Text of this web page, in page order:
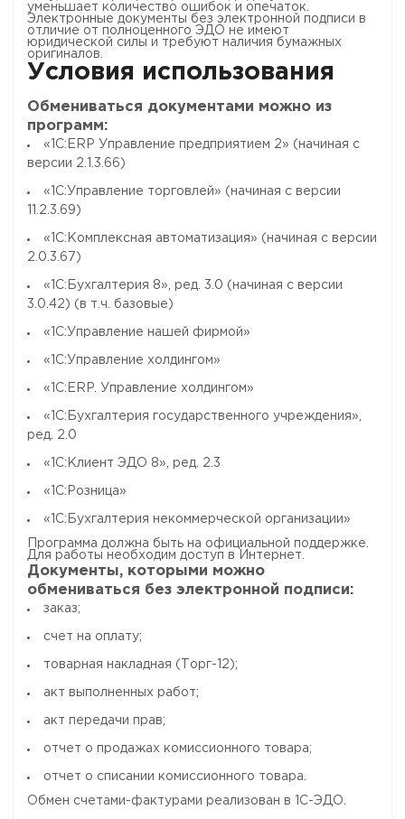
уменьшает количество ошибок и опечаток.
Электронные документы без электронной подписи в
отличие от полноценного ЭДО не имеют
юридической силы и требуют наличия бумажных
оригиналов.
Условия использования
Обмениваться документами можно из
программ:
«1С:ERP Управление предприятием 2» (начиная с
версии 2.1.3.66)
«1С:Управление торговлей» (начиная с версии
11.2.3.69)
«1С:Комплексная автоматизация» (начиная с версии
2.0.3.67)
«1С:Бухгалтерия 8», ред. 3.0 (начиная с версии
3.0.42) (в т.ч. базовые)
«1C:Управление нашей фирмой»
«1C:Управление холдингом»
«1С:ERP. Управление холдингом»
«1С:Бухгалтерия государственного учреждения»,
ред. 2.0
«1С:Клиент ЭДО 8», ред. 2.3
«1С:Розница»
«1С:Бухгалтерия некоммерческой организации»
Программа должна быть на официальной поддержке.
Для работы необходим доступ в Интернет.
Документы, которыми можно
обмениваться без электронной подписи:
заказ;
счет на оплату;
товарная накладная (Торг-12);
акт выполненных работ;
акт передачи прав;
отчет о продажах комиссионного товара;
отчет о списании комиссионного товара.
Обмен счетами-фактурами реализован в 1С-ЭДО.